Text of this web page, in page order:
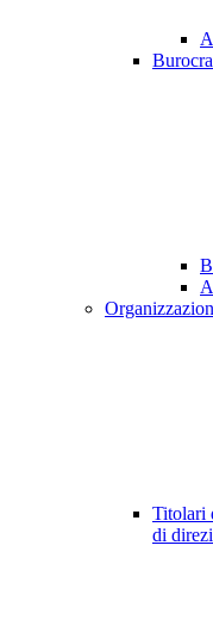
Titolari
di